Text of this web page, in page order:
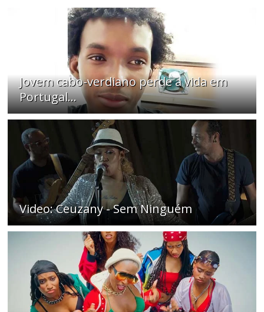
Jovem cabo-verdiano perde a vida em
Portugal...
Video: Ceuzany - Sem Ninguém